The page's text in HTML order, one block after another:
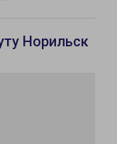
Норильск